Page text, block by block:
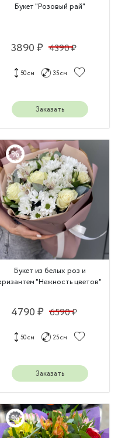
Букет "Розовый рай"
3890 ₽ 4390 ₽
50 см 35 см
Заказать
Букет из белых роз и
"Нежность цветов"
4790 ₽ 6590 ₽
50 см 25 см
Заказать